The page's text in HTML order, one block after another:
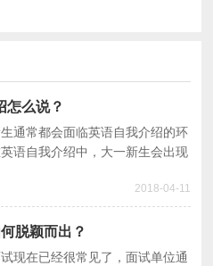
怎么说？
通常都会面临英语自我介绍的环
语自我介绍中，大一新生会出现
呢？本文就来谈谈大一新生英语自
么说？
2018-04-11
脱颖而出？
现在已经很常见了，面试单位通